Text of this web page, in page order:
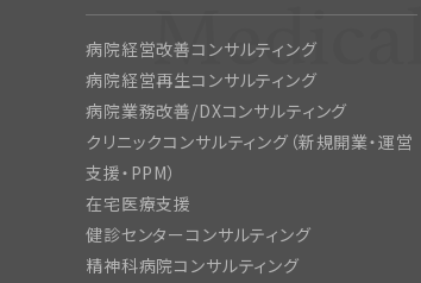
病院経営改善コンサルティング
病院経営再生コンサルティング
病院業務改善/DXコンサルティング
クリニックコンサルティング（新規開業・運営
支援・PPM）
在宅医療支援
健診センターコンサルティング
精神科病院コンサルティング